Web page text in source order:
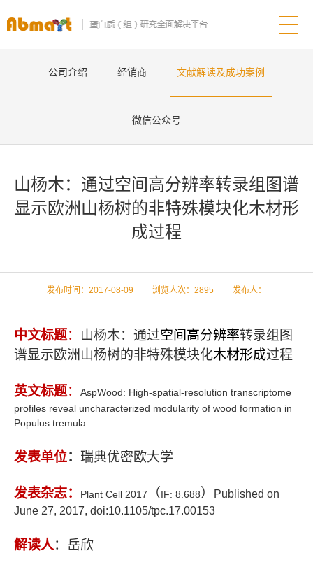
公司介绍 经销商 文献解读及成功案例
微信公众号
山杨木：通过空间高分辨率转录组图谱
显示欧洲山杨树的非特殊模块化木材形
成过程
发布时间：2017-08-09 浏览人次： 2895 发布人：
中文标题： 山杨木：通过空间高分辨率转录组图
谱显示欧洲山杨树的非特殊模块化木材形成过程
英文标题：
AspWood: High-spatial-resolution transcriptome
profiles reveal uncharacterized modularity of wood formation in
Populus tremula
发表单位： 瑞典优密欧大学
发表杂志： Plant Cell 2017 （IF: 8.688）
Published on
June 27, 2017, doi:10.1105/tpc.17.00153
解读人：岳欣